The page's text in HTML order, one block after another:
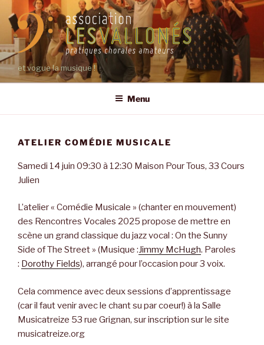
au
contenu
principal
et vogue la musique !
Menu
ATELIER COMÉDIE MUSICALE
Samedi 14 juin 09:30 à 12:30 Maison Pour Tous, 33 Cours
Julien
L’atelier « Comédie Musicale » (chanter en mouvement)
des Rencontres Vocales 2025 propose de mettre en
scène un grand classique du jazz vocal : On the Sunny
Side of The Street » (Musique :Jimmy McHugh. Paroles
: Dorothy Fields), arrangé pour l’occasion pour 3 voix.
Cela commence avec deux sessions d’apprentissage
(car il faut venir avec le chant su par coeur!) à la Salle
Musicatreize 53 rue Grignan, sur inscription sur le site
musicatreize.org